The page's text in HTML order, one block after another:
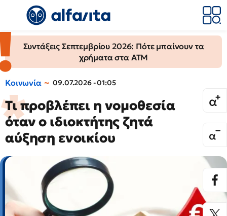
Συντάξεις Σεπτεμβρίου 2026: Πότε μπαίνουν τα
χρήματα στα ΑΤΜ
Κοινωνία 09.07.2026 - 01:05
Τι προβλέπει η νομοθεσία
όταν ο ιδιοκτήτης ζητά
αύξηση ενοικίου